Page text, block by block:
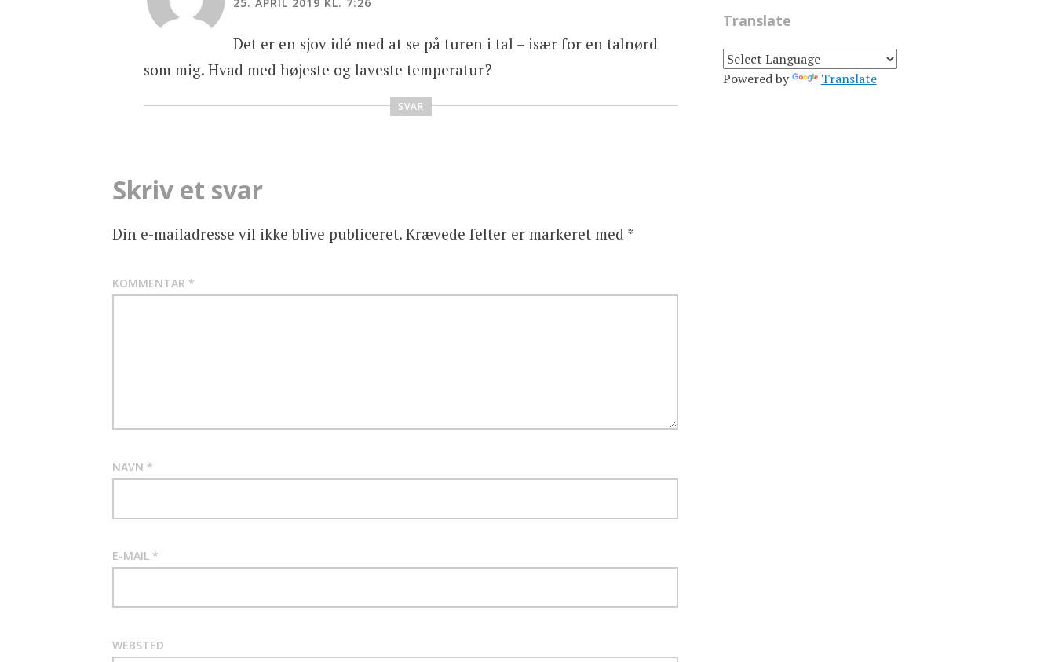
Det er en sjov idé med at se på turen i tal – især for en talnørd
som mig. Hvad med højeste og laveste temperatur?
SVAR
Skriv et svar
Din e-mailadresse vil ikke blive publiceret. Krævede felter er markeret med *
KOMMENTAR *
NAVN *
E-MAIL *
WEBSTED
Translate
Powered by Translate